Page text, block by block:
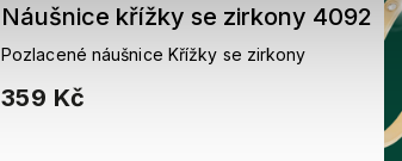
Náušnice křížky se zirkony 4092
359 Kč
Pozlacené náušnice Křížky se zirkony